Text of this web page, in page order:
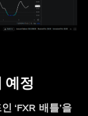
예정
‘FXR 배틀’을